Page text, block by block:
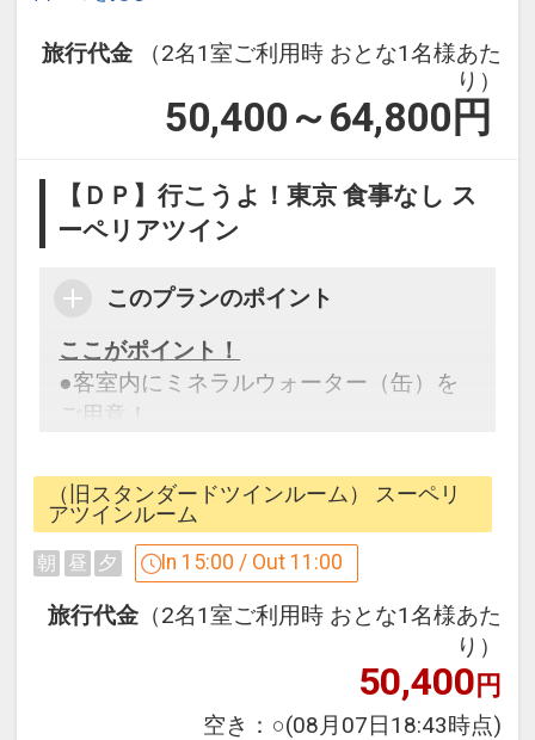
旅行代金
（2名1室ご利用時 おとな1名様あた
り）
50,400～64,800 円
【ＤＰ】行こうよ！東京 食事なし ス
ーペリアツイン
このプランのポイント
ここがポイント！
●客室内にミネラルウォーター（缶）を
ご用意！
※上記内容は状況により変更となる場合
がございます。
※旅行代金に含まれます。
インターネットコース番号：DP-1-
（旧スタンダードツインルーム） スーペリ
アツインルーム
朝 昼 夕 In 15:00 / Out 11:00
旅行代金 （2名1室ご利用時 おとな1名様あた
り）
50,400円
空き： ○(08月07日18:43時点)